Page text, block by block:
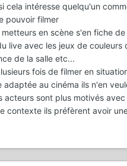
cela intéresse quelqu'un
pouvoir filmer
en scène s'en fiche
live avec les jeux de couleurs
de la salle etc...
fois de filmer en
adaptée au cinéma ils n'en
acteurs sont plus motivés
contexte ils préfèrent avoir